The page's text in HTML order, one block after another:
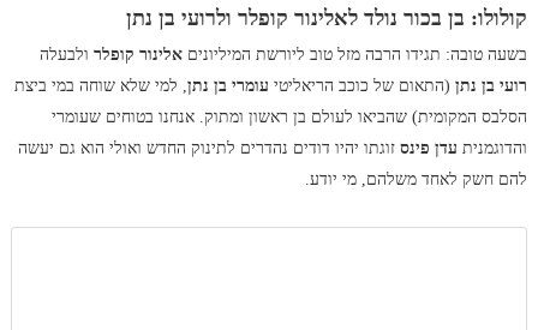
קולולו: בן בכור נולד לאלינור קופלר ולרועי בן נתן
בשעה טובה: תגידו הרבה מזל טוב ליורשת המיליונים אלינור קופלרולבעלה
רועי בן נתן(התאום של כוכב הריאליטי עומרי בן נתן, למי שלא שוחה במי ביצת
הסלבס המקומית) שהביאו לעולם בן ראשון ומתוק. אנחנו בטוחים שעומרי
והדוגמנית עדן פינסזוגתו יהיו דודים נהדרים לתינוק החדש ואולי הוא גם יעשה
להם חשק לאחד משלהם, מי יודע.